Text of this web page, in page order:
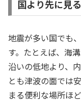
国より先に見
地震が多い国でも
す。たとえば、海
沿いの低地より、
とも津波の面では
まる便利な場所ほ